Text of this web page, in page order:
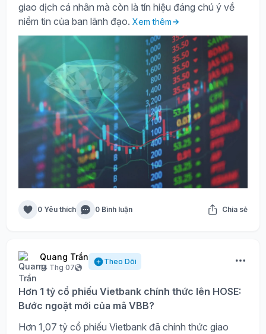
giao dịch cá nhân mà còn là tín hiệu đáng chú ý về
niềm tin của ban lãnh đạo. Xem thêm
0 Yêu thích 0 Bình luận Chia sẻ
Quang Trần
14 Thg 07
Theo Dõi
Hơn 1 tỷ cổ phiếu Vietbank chính thức lên HOSE:
Bước ngoặt mới của mã VBB?
Hơn 1,07 tỷ cổ phiếu Vietbank đã chính thức giao